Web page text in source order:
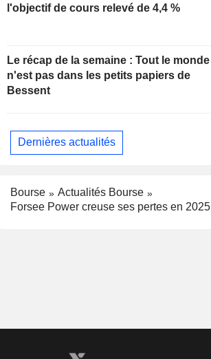
l'objectif de cours relevé de 4,4 %
Le récap de la semaine : Tout le monde
n'est pas dans les petits papiers de
Bessent
Dernières actualités
Bourse
Actualités Bourse
Forsee Power creuse ses pertes en 2025